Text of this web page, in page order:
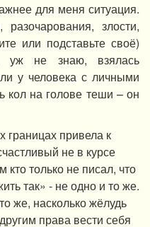
для меня ситуация.
злости,
или подставьте своё)
уж не знаю, взялась
у человека с личными
кол на голове теши – он
границах привела к
не в курсе
кто только не писал, что
так» - не одно и то же.
же, насколько жёлудь
права вести себя